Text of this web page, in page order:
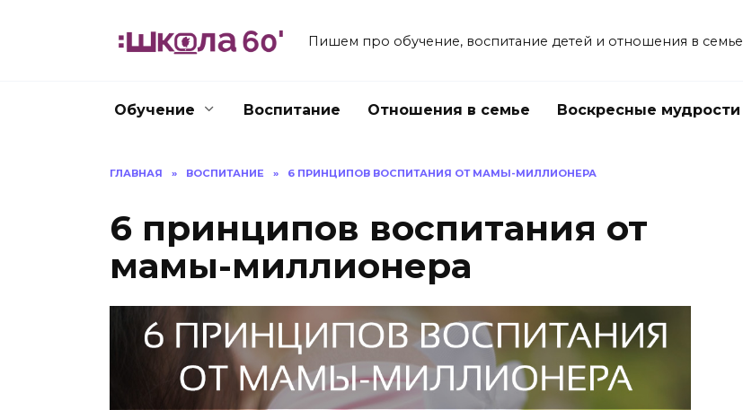
Пишем про обучение, воспитание детей и отношения в семье
Обучение Воспитание Отношения в семье Воскресные мудрости
ГЛАВНАЯ » ВОСПИТАНИЕ » 6 ПРИНЦИПОВ ВОСПИТАНИЯ ОТ МАМЫ-МИЛЛИОНЕРА
6 принципов воспитания от
мамы-миллионера